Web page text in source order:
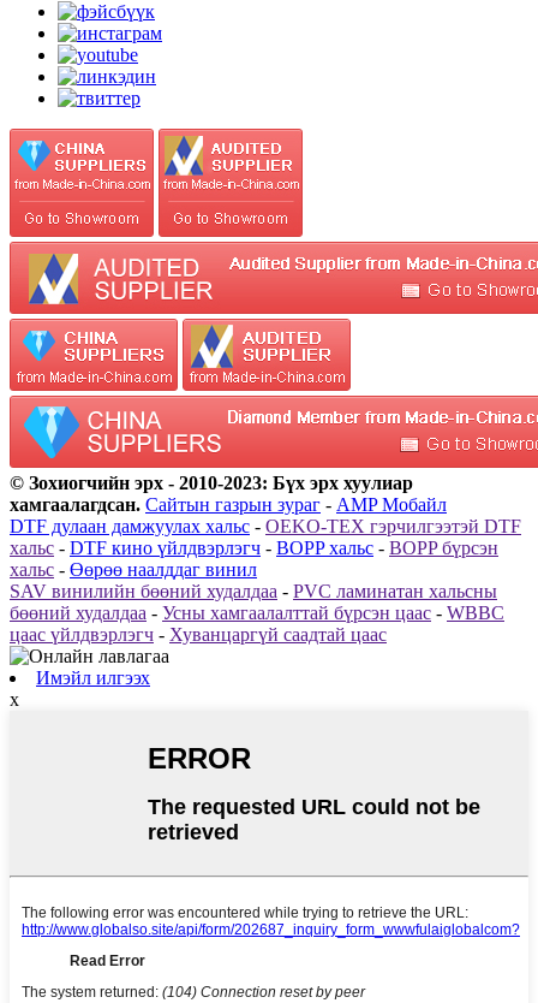
© Зохиогчийн эрх - 2010-2023: Бүх эрх хуулиар
хамгаалагдсан. Сайтын газрын зураг - AMP Мобайл
DTF дулаан дамжуулах хальс - OEKO-TEX гэрчилгээтэй DTF
хальс - DTF кино үйлдвэрлэгч - BOPP хальс - BOPP бүрсэн
хальс - Өөрөө наалддаг винил
SAV винилийн бөөний худалдаа - PVC ламинатан хальсны
бөөний худалдаа - Усны хамгаалалттай бүрсэн цаас - WBBC
цаас үйлдвэрлэгч - Хуванцаргүй саадтай цаас
Имэйл илгээх
x